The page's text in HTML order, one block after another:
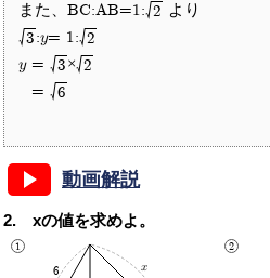
また、BC:AB=1: 2 より
3 :y= 1: 2
y = 3 × 2
= 6
動画解説
xの値を求めよ。
6 x